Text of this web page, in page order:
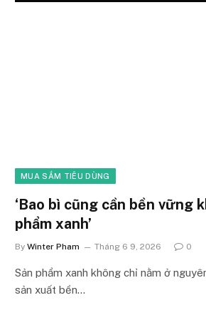
MUA SẮM TIÊU DÙNG
‘Bao bì cũng cần bền vững
phẩm xanh’
By Winter Pham Tháng 6 9, 2026 0
Sản phẩm xanh không chỉ nằm ở
sản xuất bền…